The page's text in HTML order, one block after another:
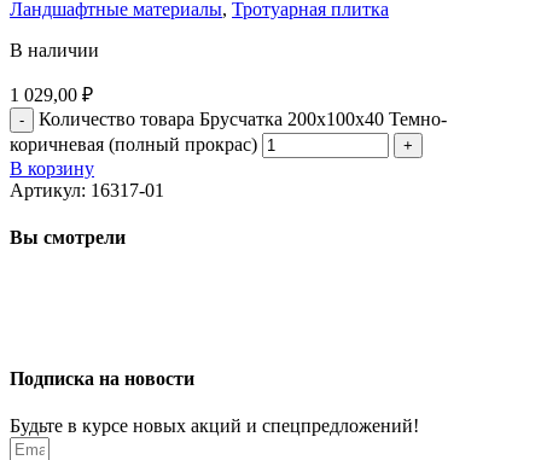
Ландшафтные материалы, Тротуарная плитка
В наличии
1 029,00 ₽
Количество товара Брусчатка 200х100х40 Темно-
коричневая (полный прокрас)
В корзину
Артикул: 16317-01
Вы смотрели
Подписка на новости
Будьте в курсе новых акций и спецпредложений!